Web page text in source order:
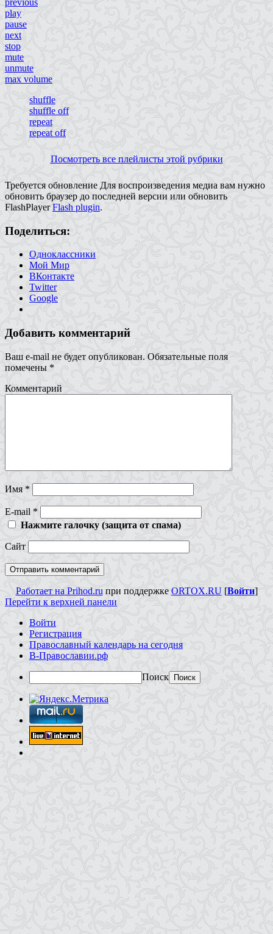
previous
play
pause
next
stop
mute
unmute
max volume
shuffle
shuffle off
repeat
repeat off
Посмотреть все плейлисты этой рубрики
Требуется обновление Для воспроизведения медиа вам нужно
обновить браузер до последней версии или обновить
FlashPlayerFlash plugin.
Поделиться:
Одноклассники
Мой Мир
ВКонтакте
Twitter
Google
Добавить комментарий
Ваш e-mail не будет опубликован. Обязательные поля
помечены *
Комментарий
Имя *
E-mail *
Нажмите галочку (защита от спама)
Сайт
Работает на Prihod.ru при поддержке ORTOX.RU[Войти]
Перейти к верхней панели
Войти
Регистрация
Православный календарь на сегодня
В-Православии.рф
Поиск